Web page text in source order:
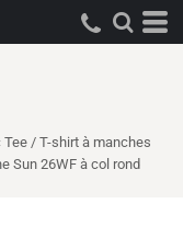
Tee / T-shirt à manches
Sun 26WF à col rond